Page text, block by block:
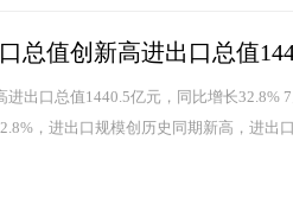
总值创新高进出口总值
进出口总值1440.5亿元，同比增长
，进出口规模创历史同期新高，进出